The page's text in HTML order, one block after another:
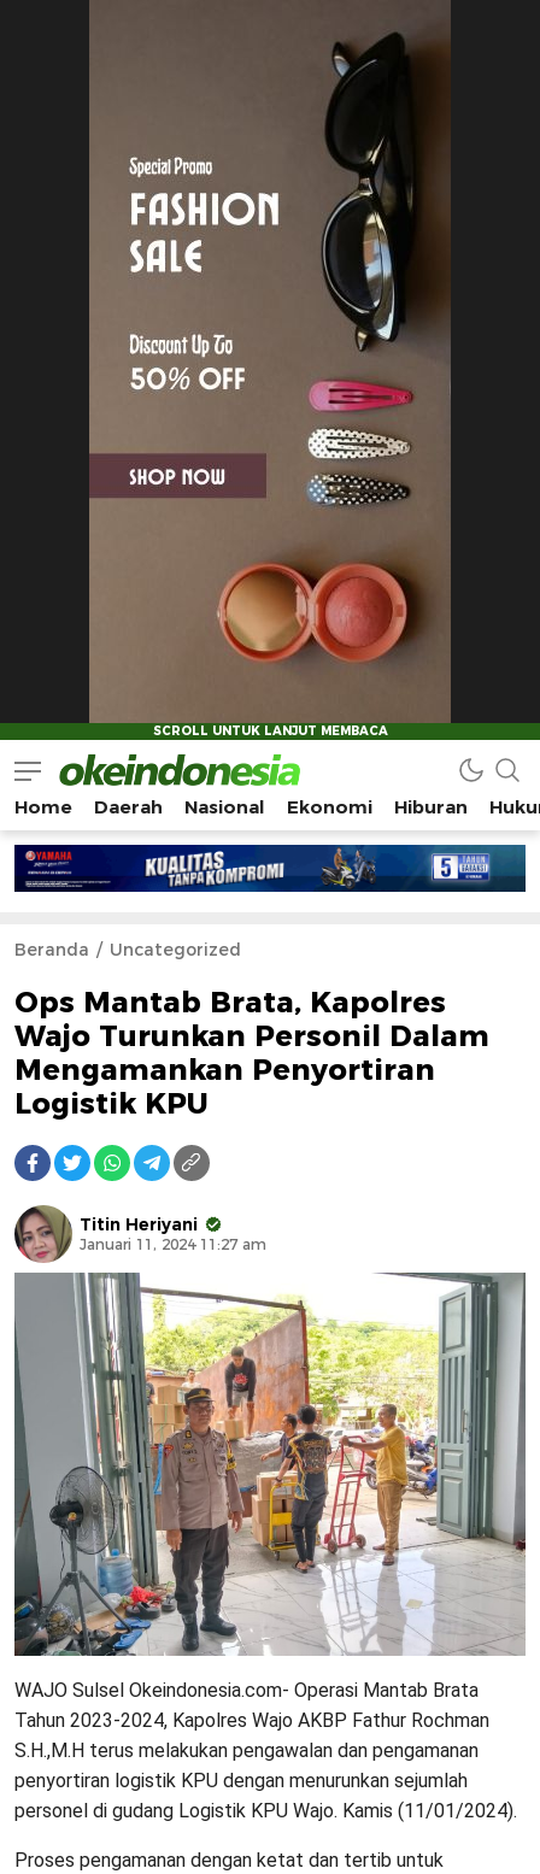
Okeindonesia.Online
Mengonlinekan Indonesia Secara Utuh
Home Daerah Nasional Ekonomi Hiburan
Beranda Uncategorized
Ops Mantab Brata, Kapolres
Wajo Turunkan Personil Dalam
Mengamankan Penyortiran
Logistik KPU
Titin Heriyani
Januari 11, 2024 11:27 am
WAJO Sulsel Okeindonesia.com- Operasi Mantab Brata
Tahun 2023-2024, Kapolres Wajo AKBP Fathur Rochman
S.H.,M.H terus melakukan pengawalan dan pengamanan
penyortiran logistik KPU dengan menurunkan sejumlah
personel di gudang Logistik KPU Wajo. Kamis (11/01/2024).
Proses pengamanan dengan ketat dan tertib untuk